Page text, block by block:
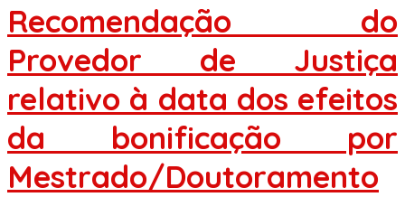
Recomendação do
Provedor de Justiça
relativo à data dos efeitos
da bonificação por
Mestrado/Doutoramento